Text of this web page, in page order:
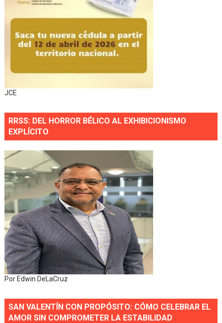
JCE
RRSS: DEL HORROR BÉLICO AL EXHIBICIONISMO
EXPLÍCITO
Por Edwin DeLaCruz
SAN VALENTÍN CON PROPÓSITO: CÓMO CELEBRAR EL
AMOR SIN COMPROMETER LA ESTABILIDAD